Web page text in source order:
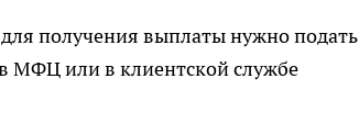
получения выплаты нужно подать
в МФЦ или в клиентской службе